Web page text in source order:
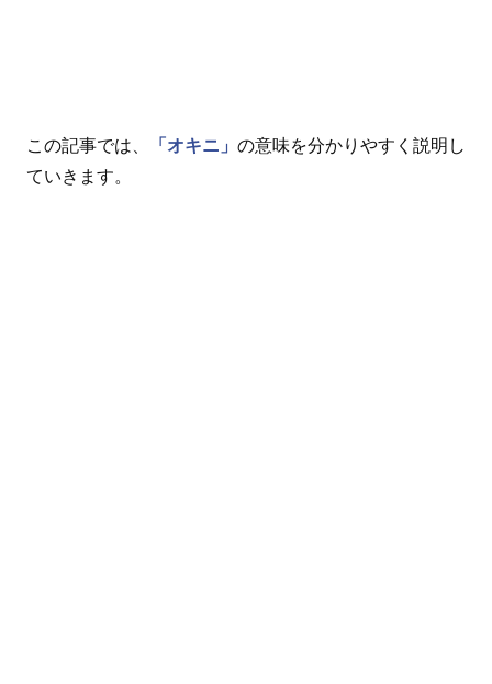
この記事では、 「オキニ」 の意味を分かりやすく説明し
ていきます。